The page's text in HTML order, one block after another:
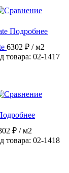
Подробнее
6302 ₽ / м2
товара: 02-1417
₽ / м2
товара: 02-1418